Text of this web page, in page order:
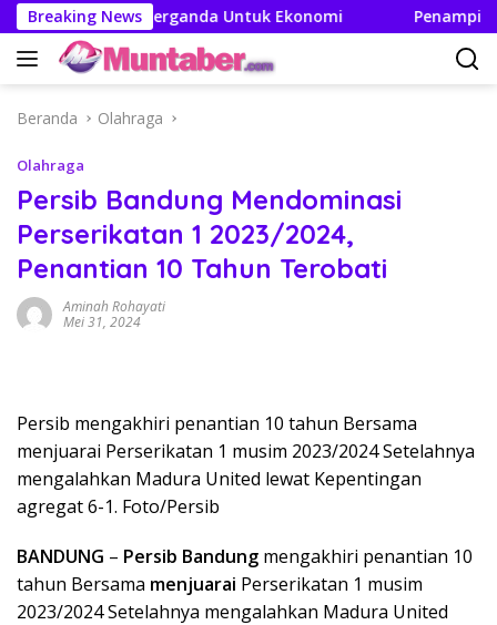
Langsung
ke
konten
Breaking News
Efek Berganda Untuk Ekonomi Penampilan
Beranda Olahraga
Olahraga
Persib Bandung Mendominasi
Perserikatan 1 2023/2024,
Penantian 10 Tahun Terobati
Aminah Rohayati
Mei 31, 2024
Persib mengakhiri penantian 10 tahun Bersama
menjuarai Perserikatan 1 musim 2023/2024 Setelahnya
mengalahkan Madura United lewat Kepentingan
agregat 6-1. Foto/Persib
BANDUNG – Persib Bandung mengakhiri penantian 10
tahun Bersama menjuarai Perserikatan 1 musim
2023/2024 Setelahnya mengalahkan Madura United